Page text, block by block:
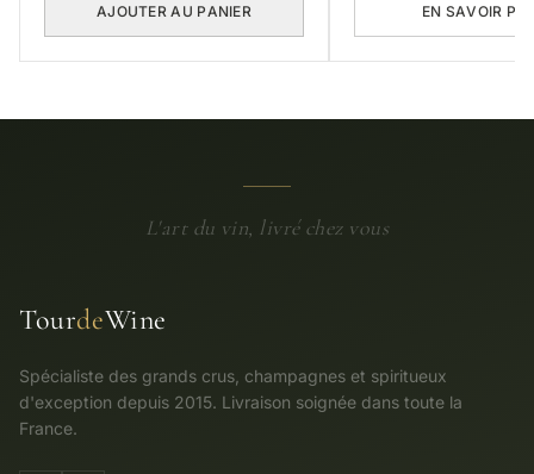
AJOUTER AU PANIER EN SAVOIR
L'art du vin, livré chez vous
TourdeWine
Spécialiste des grands crus, champagnes et spiritueux
d'exception depuis 2015. Livraison soignée dans toute la
France.